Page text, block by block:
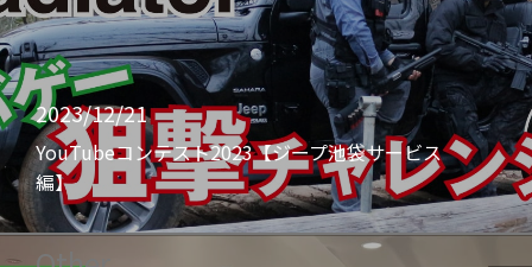
2023/12/21
YouTubeコンテスト2023【ジープ池袋サービス
編】